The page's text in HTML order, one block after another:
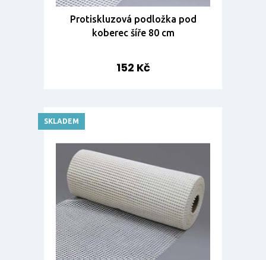
Protiskluzová podložka pod
koberec šíře 80 cm
152 Kč
SKLADEM